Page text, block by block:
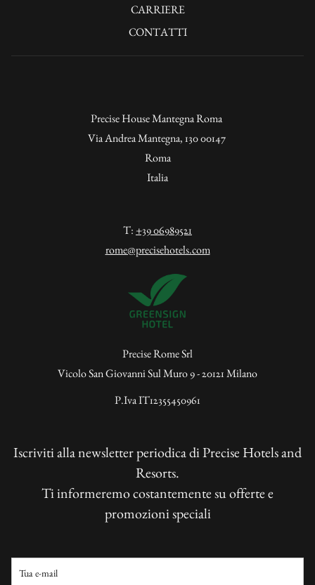
CARRIERE
CONTATTI
Precise House Mantegna Roma
Via Andrea Mantegna, 130 00147
Roma
Italia
T: +39 06989521
rome@precisehotels.com
Precise Rome Srl
Vicolo San Giovanni Sul Muro 9 - 20121 Milano
P.Iva IT12355450961
Iscriviti alla newsletter periodica di Precise Hotels and
Resorts.
Ti informeremo costantemente su offerte e
promozioni speciali